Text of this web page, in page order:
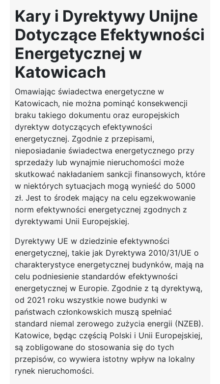
Kary i Dyrektywy Unijne
Dotyczące Efektywności
Energetycznej w
Katowicach
Omawiając świadectwa energetyczne w
Katowicach, nie można pominąć konsekwencji
braku takiego dokumentu oraz europejskich
dyrektyw dotyczących efektywności
energetycznej. Zgodnie z przepisami,
nieposiadanie świadectwa energetycznego przy
sprzedaży lub wynajmie nieruchomości może
skutkować nakładaniem sankcji finansowych, które
w niektórych sytuacjach mogą wynieść do 5000
zł. Jest to środek mający na celu egzekwowanie
norm efektywności energetycznej zgodnych z
dyrektywami Unii Europejskiej.
Dyrektywy UE w dziedzinie efektywności
energetycznej, takie jak Dyrektywa 2010/31/UE o
charakterystyce energetycznej budynków, mają na
celu podniesienie standardów efektywności
energetycznej w Europie. Zgodnie z tą dyrektywą,
od 2021 roku wszystkie nowe budynki w
państwach członkowskich muszą spełniać
standard niemal zerowego zużycia energii (NZEB).
Katowice, będąc częścią Polski i Unii Europejskiej,
są zobligowane do stosowania się do tych
przepisów, co wywiera istotny wpływ na lokalny
rynek nieruchomości.